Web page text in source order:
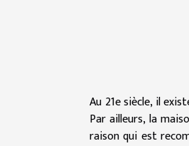
Au 21e siècle, il
Par ailleurs, la
raison qui est